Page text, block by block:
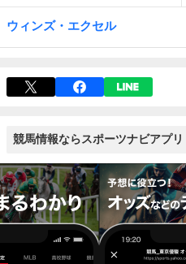
ウィンズ・エクセル
競馬情報ならスポーツナビアプリ